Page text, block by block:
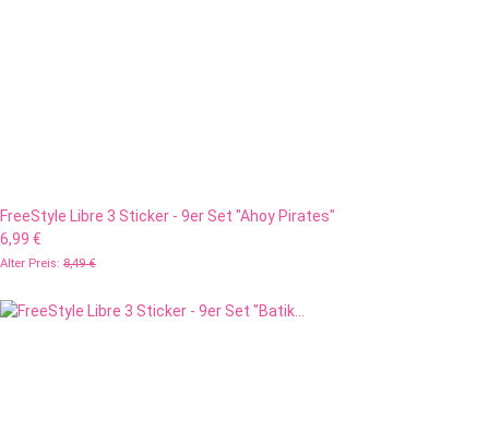
FreeStyle Libre 3 Sticker - 9er Set "Ahoy Pirates"
6,99 €
Alter Preis: 8,49 €